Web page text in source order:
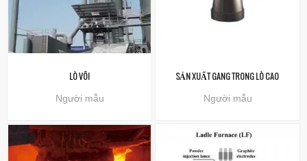
LÒ VÔI
Người mẫu
SẢN XUẤT GANG TRONG LÒ CAO
Người mẫu